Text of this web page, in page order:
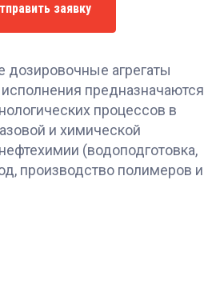
заявку
агрегаты
предназначаются
процессов в
и химической
(водоподготовка,
производство полимеров и